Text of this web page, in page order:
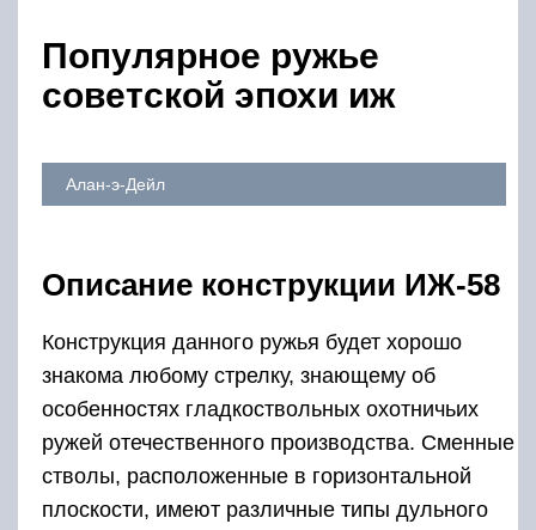
Популярное ружье
советской эпохи иж
Алан-э-Дейл
Описание конструкции ИЖ-58
Конструкция данного ружья будет хорошо
знакома любому стрелку, знающему об
особенностях гладкоствольных охотничьих
ружей отечественного производства. Сменные
стволы, расположенные в горизонтальной
плоскости, имеют различные типы дульного